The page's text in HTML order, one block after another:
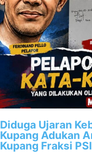
Diduga Ujaran
Kupang Adukan
Kupang Fraksi